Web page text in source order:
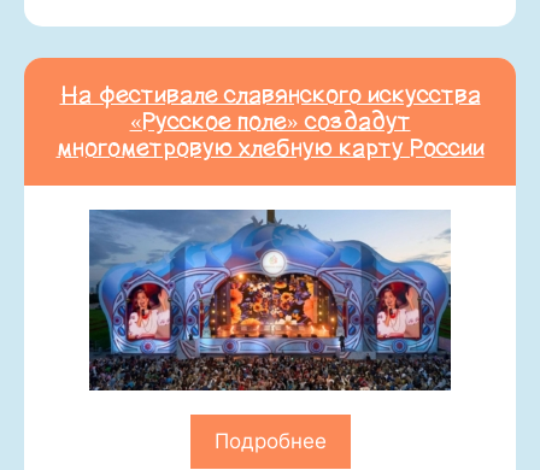
На фестивале славянского искусства
«Русское поле» создадут
многометровую хлебную карту России
Подробнее